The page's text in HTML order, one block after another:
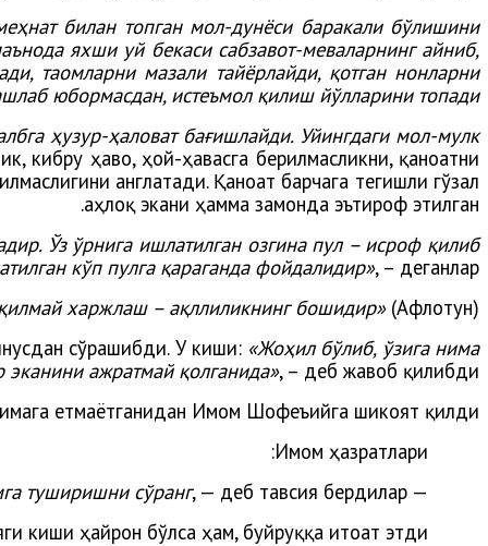
билан топган мол-дунёси баракали бўлишини
яхши уй бекаси сабзавот-меваларнинг айниб,
таомларни мазали тайёрлайди, қотган нонларни
юбормасдан, истеъмол қилиш йўлларини топади”.
ҳузур-ҳаловат бағишлайди. Уйингдаги мол-мулк
кибру ҳаво, ҳой-ҳавасга берилмасликни, қаноатни
англатади. Қаноат барчага тегишли гўзал
аҳлоқ экани ҳамма замонда эътироф этилган.
Ўз ўрнига ишлатилган озгина пул – исроф қилиб
кўп пулга қараганда фойдалидир», – деганлар.
харжлаш – ақллиликнинг бошидир»(Афлотун).
сўрашибди. У киши: «Жоҳил бўлиб, ўзига нима
ажратмай қолганида», – деб жавоб қилибди.
етмаётганидан Имом Шофеъийга шикоят қилди.
Имом ҳазратлари:
—
туширишни сўранг, — деб тавсия бердилар.
киши ҳайрон бўлса ҳам, буйруққа итоат этди.